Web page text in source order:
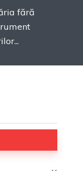
fără